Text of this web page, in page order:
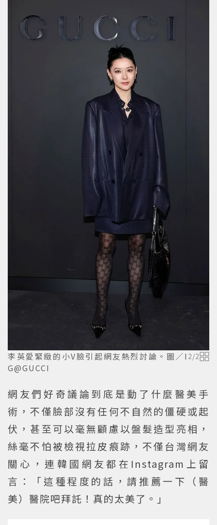
李英愛緊緻的小V臉引起網友熱烈討論。圖／I
G@GUCCI
2/2
網友們好奇議論到底是動了什麼醫美手
術，不僅臉部沒有任何不自然的僵硬或起
伏，甚至可以毫無顧慮以盤髮造型亮相，
絲毫不怕被檢視拉皮痕跡，不僅台灣網友
關心，連韓國網友都在Instagram上留
言：「這種程度的話，請推薦一下（醫
美）醫院吧拜託！真的太美了。」